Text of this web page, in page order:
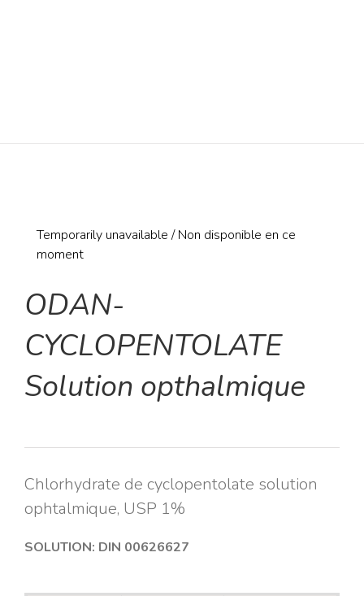
Temporarily unavailable / Non disponible en ce
moment
ODAN-
CYCLOPENTOLATE
Solution opthalmique
Chlorhydrate de cyclopentolate solution
ophtalmique, USP 1%
SOLUTION: DIN 00626627